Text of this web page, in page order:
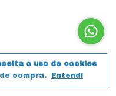
o uso de cookies
compra.
Entendi
Tricot 19204